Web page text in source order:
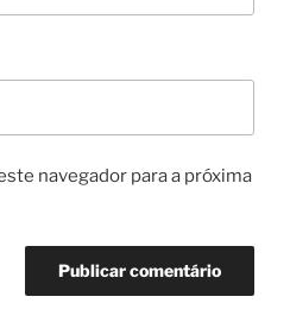
navegador para a próxima